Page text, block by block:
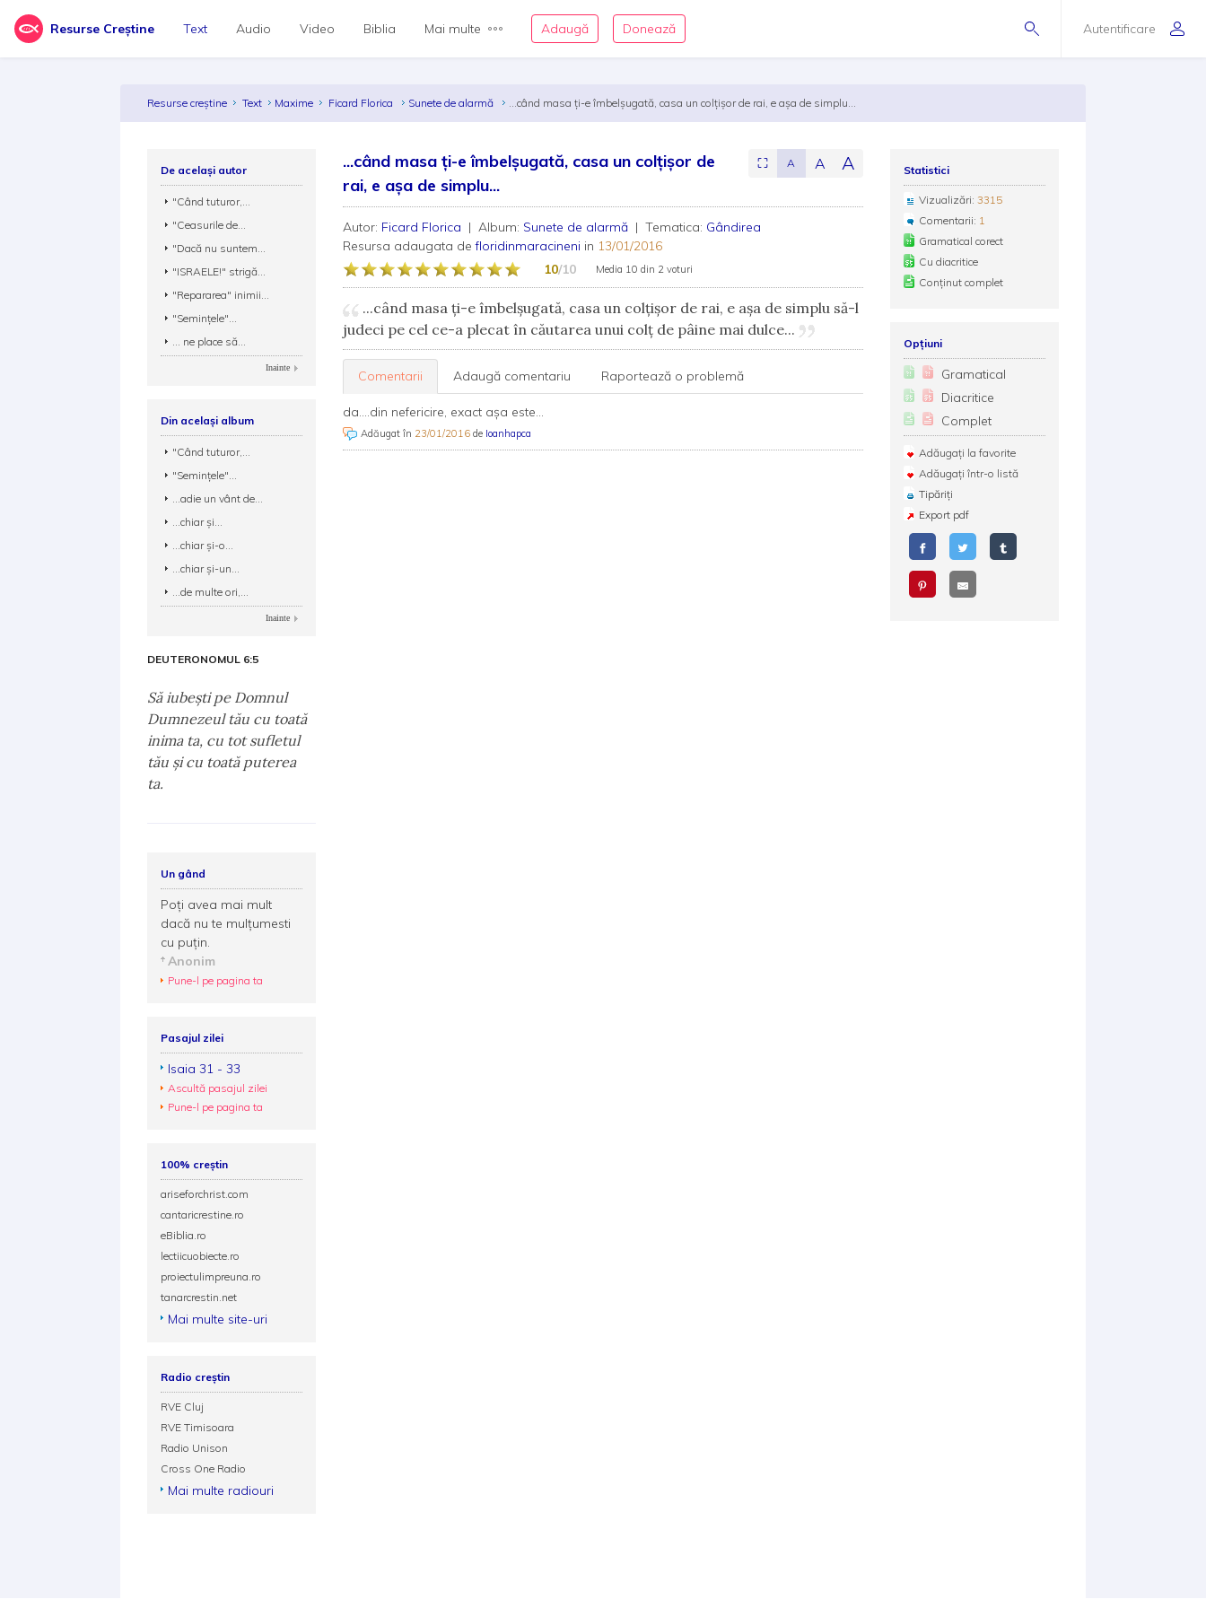
Resurse Creștine Autentificare
Text Audio Video Biblia Mai multe Adaugă Donează
Resurse creștine Text Maxime Ficard Florica Sunete de alarmă ...când masa ţi-e îmbelşugată, casa un colţişor de rai, e aşa de simplu...
...când masa ţi-e îmbelşugată, casa un colţişor de
rai, e aşa de simplu...
⛶ A A A
Autor: Ficard Florica | Album: Sunete de alarmă | Tematica: Gândirea
Resursa adaugata defloridinmaracineni in 13/01/2016
10/10 Media 10 din 2 voturi
...când masa ţi-e îmbelşugată, casa un colţişor de rai, e aşa de simplu să-l
judeci pe cel ce-a plecat în căutarea unui colţ de pâine mai dulce...
Comentarii Adaugă comentariu Raportează o problemă
da....din nefericire, exact așa este...
Adăugat în 23/01/2016 de Ioanhapca
Statistici
Vizualizări: 3315
Comentarii: 1
Gramatical corect
Cu diacritice
Conținut complet
Opțiuni
Gramatical
Diacritice
Complet
Adăugați la favorite
Adăugați într-o listă
Tipăriți
Export pdf
De același autor
"Când tuturor,...
"Ceasurile de...
"Dacă nu suntem...
"ISRAELE!" strigă...
"Repararea" inimii...
"Seminţele"...
... ne place să...
Inainte
Din același album
"Când tuturor,...
"Seminţele"...
...adie un vânt de...
...chiar şi...
...chiar şi-o...
...chiar şi-un...
...de multe ori,...
Inainte
DEUTERONOMUL 6:5
Să iubeşti pe Domnul
Dumnezeul tău cu toată
inima ta, cu tot sufletul
tău şi cu toată puterea
ta.
Un gând
Poţi avea mai mult
dacă nu te mulţumesti
cu puţin.
Anonim
Pune-l pe pagina ta
Pasajul zilei
Isaia 31 - 33
Ascultă pasajul zilei
Pune-l pe pagina ta
100% creștin
ariseforchrist.com
cantaricrestine.ro
eBiblia.ro
lectiicuobiecte.ro
proiectulimpreuna.ro
tanarcrestin.net
Mai multe site-uri
Radio creștin
RVE Cluj
RVE Timisoara
Radio Unison
Cross One Radio
Mai multe radiouri